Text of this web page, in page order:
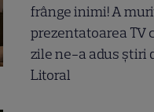
frânge inimi! A
prezentatoarea TV
zile ne-a adus știri
Litoral